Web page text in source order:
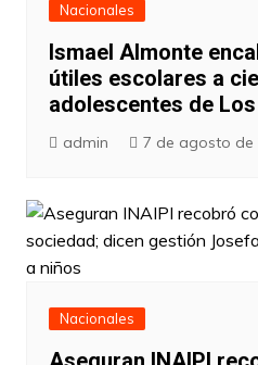
Nacionales
Ismael Almonte
útiles escolares a
adolescentes de
admin 7 de agosto de
Nacionales